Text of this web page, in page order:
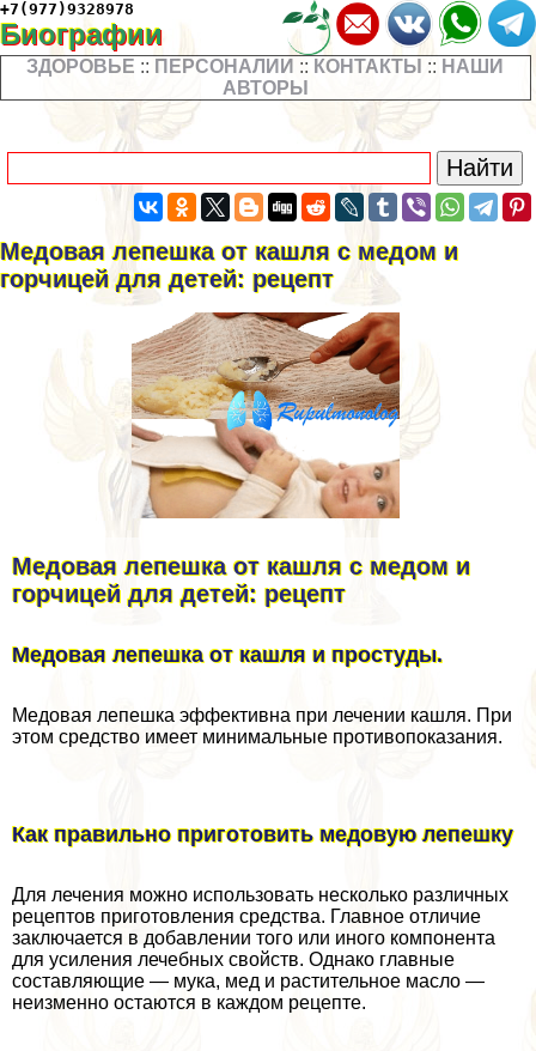
+7(977)9328978
Биографии
ЗДОРОВЬЕ :: ПЕРСОНАЛИИ :: КОНТАКТЫ :: НАШИ
АВТОРЫ
Медовая лепешка от кашля с медом и
горчицей для детей: рецепт
Медовая лепешка от кашля с медом и
горчицей для детей: рецепт
Медовая лепешка от кашля и простуды.
Медовая лепешка эффективна при лечении кашля. При
этом средство имеет минимальные противопоказания.
Как правильно приготовить медовую лепешку
Для лечения можно использовать несколько различных
рецептов приготовления средства. Главное отличие
заключается в добавлении того или иного компонента
для усиления лечебных свойств. Однако главные
составляющие — мука, мед и растительное масло —
неизменно остаются в каждом рецепте.